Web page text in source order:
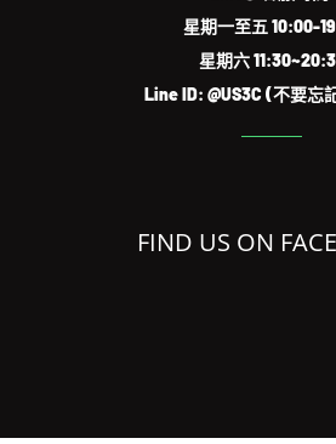
星期一至五 10:00-
星期六
Line ID: @US3C (不要忘
FIND US ON